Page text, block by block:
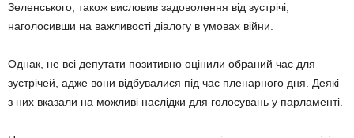
Зеленського, також висловив задоволення від зустрічі,
наголосивши на важливості діалогу в умовах війни.
Однак, не всі депутати позитивно оцінили обраний час для
зустрічей, адже вони відбувалися під час пленарного дня. Деякі
з них вказали на можливі наслідки для голосувань у парламенті.